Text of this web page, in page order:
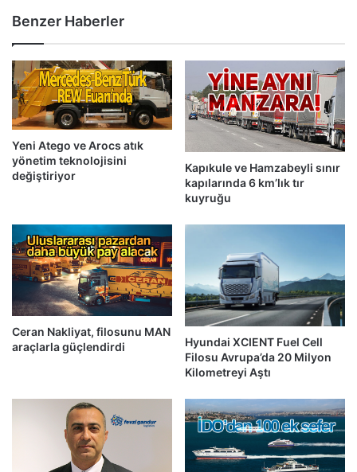
Benzer Haberler
Yeni Atego ve Arocs atık
yönetim teknolojisini
değiştiriyor
Kapıkule ve Hamzabeyli sınır
kapılarında 6 km’lık tır
kuyruğu
Ceran Nakliyat, filosunu MAN
araçlarla güçlendirdi
Hyundai XCIENT Fuel Cell
Filosu Avrupa’da 20 Milyon
Kilometreyi Aştı